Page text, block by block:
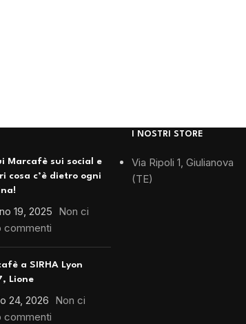
Marcafè sui social e
cosa c’è dietro ogni
19, 2025 Non ci
commenti
a SIRHA Lyon
Lione
24, 2026 Non ci
commenti
I NOSTRI STORE
Via Ripoli 1, Giulianova
(TE)